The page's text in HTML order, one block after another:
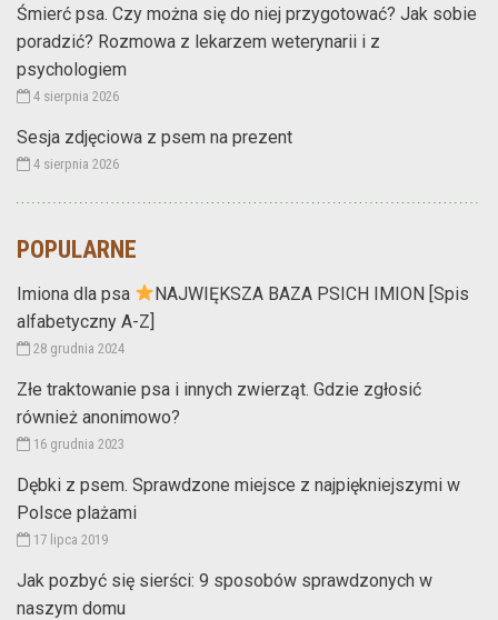
Śmierć psa. Czy można się do niej przygotować? Jak sobie
poradzić? Rozmowa z lekarzem weterynarii i z
psychologiem
4 sierpnia 2026
Sesja zdjęciowa z psem na prezent
4 sierpnia 2026
POPULARNE
Imiona dla psa
NAJWIĘKSZA BAZA PSICH IMION [Spis
alfabetyczny A-Z]
28 grudnia 2024
Złe traktowanie psa i innych zwierząt. Gdzie zgłosić
również anonimowo?
16 grudnia 2023
Dębki z psem. Sprawdzone miejsce z najpiękniejszymi w
Polsce plażami
17 lipca 2019
Jak pozbyć się sierści: 9 sposobów sprawdzonych w
naszym domu